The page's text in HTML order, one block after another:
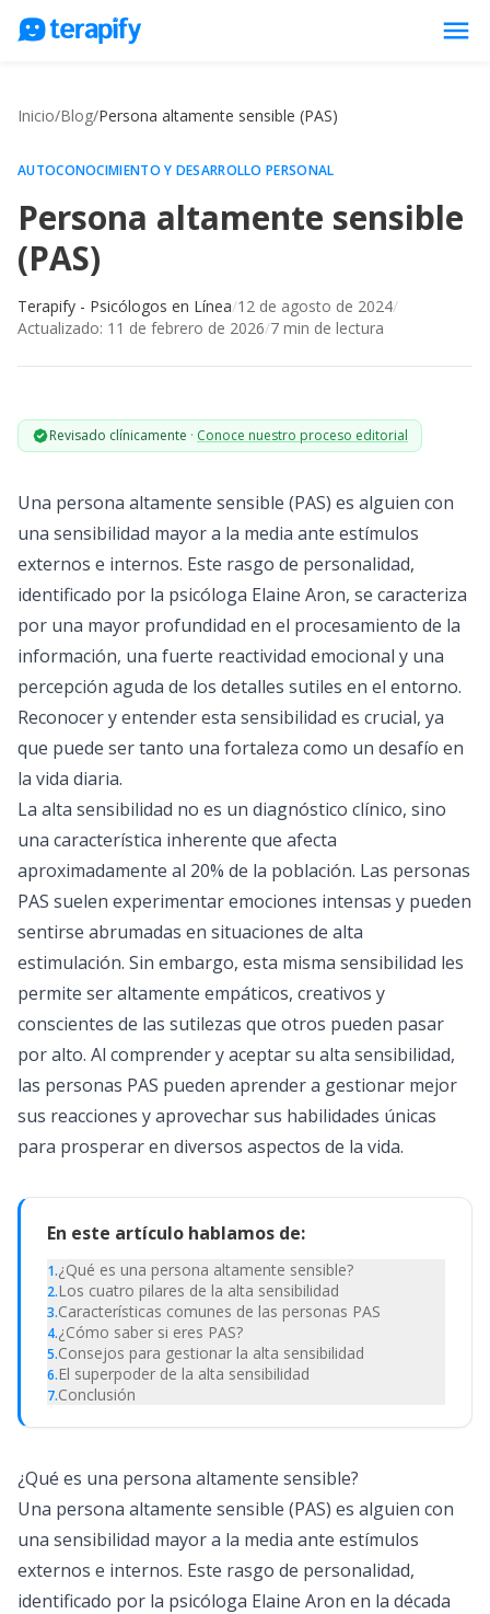
menu
Opiniones
Empresas
Preguntas frecuentes
Trabaja con nosotros
Inicio/Blog/Persona altamente sensible (PAS)
AUTOCONOCIMIENTO Y DESARROLLO PERSONAL
Persona altamente sensible
(PAS)
Terapify - Psicólogos en Línea/12 de agosto de 2024/
Actualizado: 11 de febrero de 2026/7 min de lectura
Revisado clínicamente · Conoce nuestro proceso editorial
Una persona altamente sensible (PAS) es alguien con
una sensibilidad mayor a la media ante estímulos
externos e internos. Este rasgo de personalidad,
identificado por la psicóloga Elaine Aron, se caracteriza
por una mayor profundidad en el procesamiento de la
información, una fuerte reactividad emocional y una
percepción aguda de los detalles sutiles en el entorno.
Reconocer y entender esta sensibilidad es crucial, ya
que puede ser tanto una fortaleza como un desafío en
la vida diaria.
La alta sensibilidad no es un diagnóstico clínico, sino
una característica inherente que afecta
aproximadamente al 20% de la población. Las personas
PAS suelen experimentar emociones intensas y pueden
sentirse abrumadas en situaciones de alta
estimulación. Sin embargo, esta misma sensibilidad les
permite ser altamente empáticos, creativos y
conscientes de las sutilezas que otros pueden pasar
por alto. Al comprender y aceptar su alta sensibilidad,
las personas PAS pueden aprender a gestionar mejor
sus reacciones y aprovechar sus habilidades únicas
para prosperar en diversos aspectos de la vida.
En este artículo hablamos de:
1.¿Qué es una persona altamente sensible?
2.Los cuatro pilares de la alta sensibilidad
3.Características comunes de las personas PAS
4.¿Cómo saber si eres PAS?
5.Consejos para gestionar la alta sensibilidad
6.El superpoder de la alta sensibilidad
7.Conclusión
¿Qué es una persona altamente sensible?
Una persona altamente sensible (PAS) es alguien con
una sensibilidad mayor a la media ante estímulos
externos e internos. Este rasgo de personalidad,
identificado por la psicóloga Elaine Aron en la década